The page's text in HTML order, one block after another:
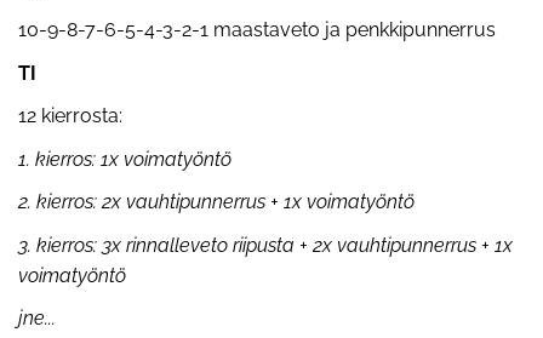
10-9-8-7-6-5-4-3-2-1 maastaveto ja penkkipunnerrus
TI
12 kierrosta:
1. kierros: 1x voimatyöntö
2. kierros: 2x vauhtipunnerrus + 1x voimatyöntö
3. kierros: 3x rinnalleveto riipusta + 2x vauhtipunnerrus + 1x
voimatyöntö
jne...